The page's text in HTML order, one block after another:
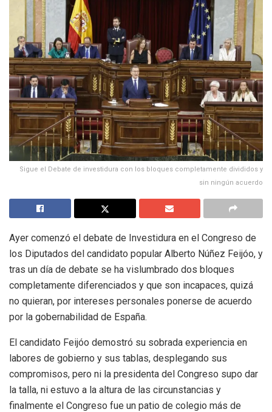
Sigue el Debate de investidura con los bloques completamente divididos y
sin ningún acuerdo
Ayer comenzó el debate de Investidura en el Congreso de
los Diputados del candidato popular Alberto Núñez Feijóo, y
tras un día de debate se ha vislumbrado dos bloques
completamente diferenciados y que son incapaces, quizá
no quieran, por intereses personales ponerse de acuerdo
por la gobernabilidad de España.
El candidato Feijóo demostró su sobrada experiencia en
labores de gobierno y sus tablas, desplegando sus
compromisos, pero ni la presidenta del Congreso supo dar
la talla, ni estuvo a la altura de las circunstancias y
finalmente el Congreso fue un patio de colegio más de